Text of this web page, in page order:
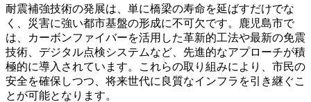
耐震補強技術の発展は、単に橋梁の寿命を延ばすだけでな
く、災害に強い都市基盤の形成に不可欠です。鹿児島市で
は、カーボンファイバーを活用した革新的工法や最新の免震
技術、デジタル点検システムなど、先進的なアプローチが積
極的に導入されています。これらの取り組みにより、市民の
安全を確保しつつ、将来世代に良質なインフラを引き継ぐこ
とが可能となります。